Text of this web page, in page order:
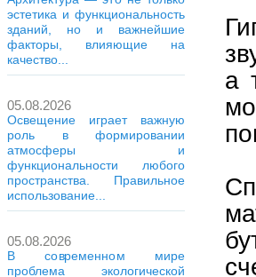
эстетика и функциональность
зданий, но и важнейшие
факторы, влияющие на
качество...
05.08.2026
Освещение играет важную
роль в формировании
атмосферы и
функциональности любого
пространства. Правильное
использование...
05.08.2026
В современном мире
проблема экологической
а